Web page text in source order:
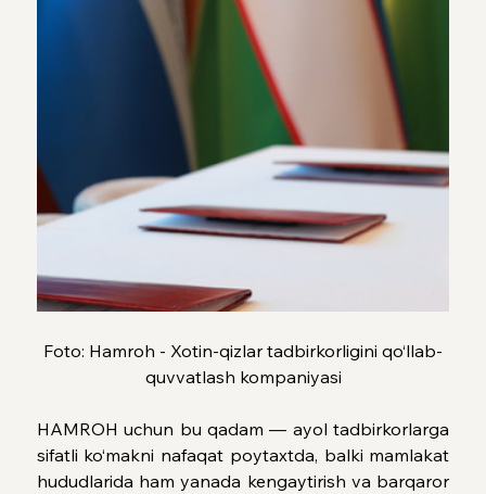
Foto: Hamroh - Xotin-qizlar tadbirkorligini qo‘llab-
quvvatlash kompaniyasi
HAMROH uchun bu qadam — ayol tadbirkorlarga
sifatli ko‘makni nafaqat poytaxtda, balki mamlakat
hududlarida ham yanada kengaytirish va barqaror